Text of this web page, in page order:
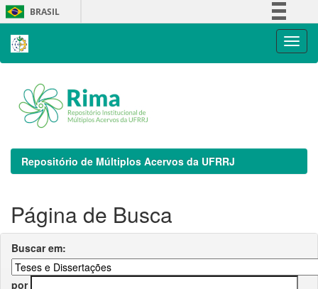
Skip
navigation
BRASIL
Repositório de Múltiplos Acervos da UFRRJ
Página de Busca
Buscar em:
por